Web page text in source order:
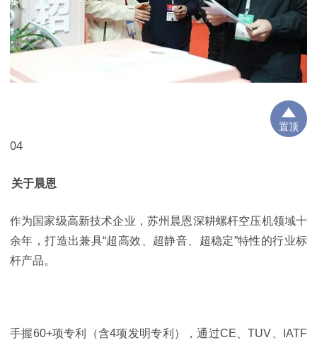
04
关于晨恩
作为国家级高新技术企业，苏州晨恩深耕螺杆空压机领域十
余年，打造出兼具“超高效、超静音、超稳定”特性的行业标
杆产品。
手握60+项专利（含4项发明专利），通过CE、TUV、IATF
置顶